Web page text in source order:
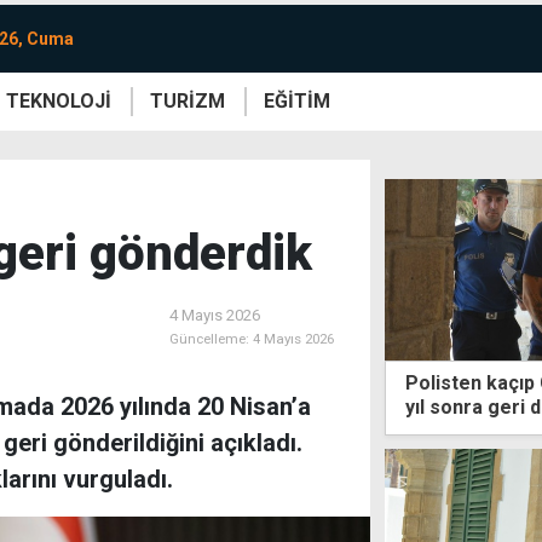
Cuma
TEKNOLOJİ TURİZM EĞİTİM
gönderdik
4 Mayıs 2026
Güncelleme: 4 Mayıs 2026
2026 yılında 20 Nisan’a
gönderildiğini açıkladı.
vurguladı.
Polisten
yıl sonra geri